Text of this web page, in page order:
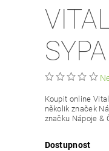
Koupit online
několik značek
značku Nápoje &
Dostupnost